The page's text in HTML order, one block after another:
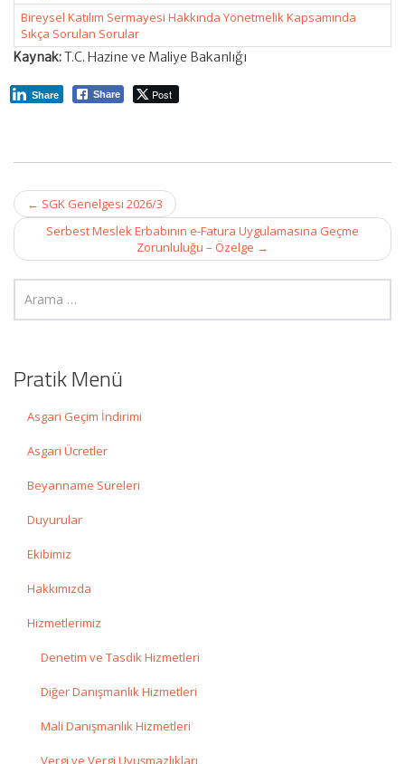
Bireysel Katılım Sermayesi Hakkında Yönetmelik Kapsamında
Sıkça Sorulan Sorular
Kaynak:T.C. Hazine ve Maliye Bakanlığı
Share Post
Share
Post
navigation
← SGK Genelgesi 2026/3
Serbest Meslek Erbabının e-Fatura Uygulamasına Geçme
Zorunluluğu – Özelge →
Pratik Menü
Asgari Geçim İndirimi
Asgari Ücretler
Beyanname Süreleri
Duyurular
Ekibimiz
Hakkımızda
Hizmetlerimiz
Denetim ve Tasdik Hizmetleri
Diğer Danışmanlık Hizmetleri
Mali Danışmanlık Hizmetleri
Vergi ve Vergi Uyuşmazlıkları